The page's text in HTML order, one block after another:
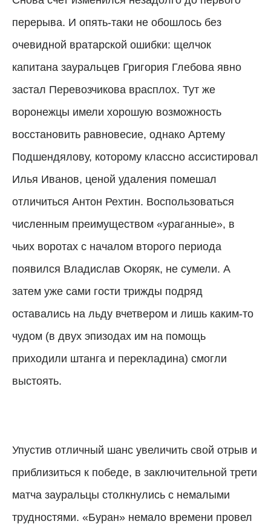
перерыва. И опять-таки не обошлось без
очевидной вратарской ошибки: щелчок
капитана зауральцев Григория Глебова явно
застал Перевозчикова врасплох. Тут же
воронежцы имели хорошую возможность
восстановить равновесие, однако Артему
Подшендялову, которому классно ассистировал
Илья Иванов, ценой удаления помешал
отличиться Антон Рехтин. Воспользоваться
численным преимуществом «ураганные», в
чьих воротах с началом второго периода
появился Владислав Окоряк, не сумели. А
затем уже сами гости трижды подряд
оставались на льду вчетвером и лишь каким-то
чудом (в двух эпизодах им на помощь
приходили штанга и перекладина) смогли
выстоять.
Упустив отличный шанс увеличить свой отрыв и
приблизиться к победе, в заключительной трети
матча зауральцы столкнулись с немалыми
трудностями. «Буран» немало времени провел